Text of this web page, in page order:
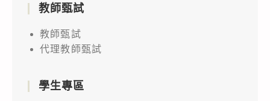
教師甄試
教師甄試
代理教師甄試
學生專區